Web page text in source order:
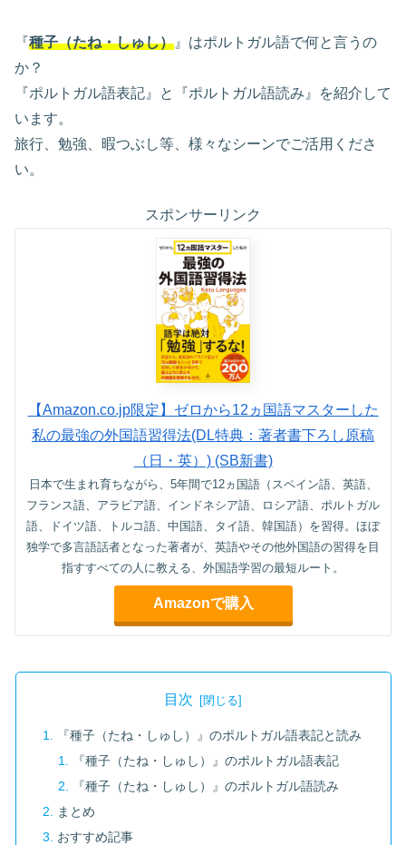
『種子（たね・しゅし） 』はポルトガル語で何と言うの
か？
『ポルトガル語表記』と『ポルトガル語読み』を紹介して
います。
旅行、勉強、暇つぶし等、様々なシーンでご活用くださ
い。
スポンサーリンク
【Amazon.co.jp限定】ゼロから12ヵ国語マスターした
私の最強の外国語習得法(DL特典：著者書下ろし原稿
（日・英）) (SB新書)
日本で生まれ育ちながら、5年間で12ヵ国語（スペイン語、英語、
フランス語、アラビア語、インドネシア語、ロシア語、ポルトガル
語、ドイツ語、トルコ語、中国語、タイ語、韓国語）を習得。ほぼ
独学で多言語話者となった著者が、英語やその他外国語の習得を目
指すすべての人に教える、外国語学習の最短ルート。
Amazonで購入
目次
『種子（たね・しゅし）』のポルトガル語表記と読み
『種子（たね・しゅし）』のポルトガル語表記
『種子（たね・しゅし）』のポルトガル語読み
まとめ
おすすめ記事